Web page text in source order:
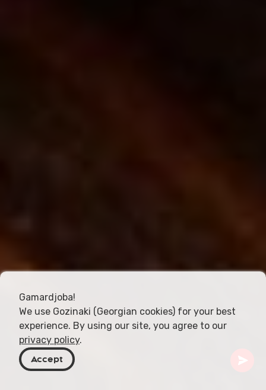
Gamardjoba!
We use Gozinaki (Georgian cookies) for your best
experience. By using our site, you agree to our
privacy policy.
Accept